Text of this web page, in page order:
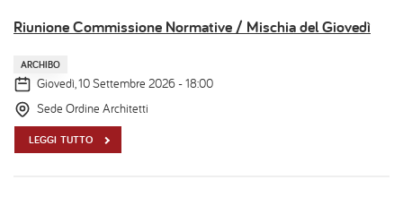
Riunione Commissione Normative / Mischia del Giovedì
ARCHIBO
Giovedì, 10 Settembre 2026 - 18:00
Sede Ordine Architetti
LEGGI TUTTO